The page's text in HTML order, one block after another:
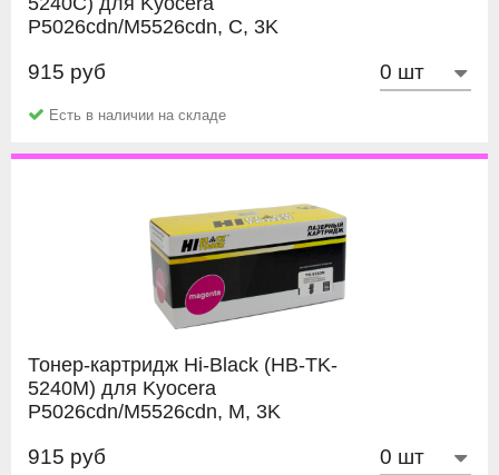
P5026cdn/M5526cdn, C, 3K
Hi-Black
915 руб
Есть в наличии на складе
Тонер-картридж Hi-Black (HB-TK-
5240M) для Kyocera
P5026cdn/M5526cdn, M, 3K
Hi-Black
915 руб